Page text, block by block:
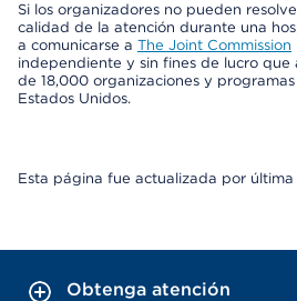
Si los organizadores no pueden
calidad de la atención durante una
a comunicarse a The Joint Commission
independiente y sin fines de lucro
de 18,000 organizaciones y
Estados Unidos.
Esta página fue actualizada por
Obtenga atención